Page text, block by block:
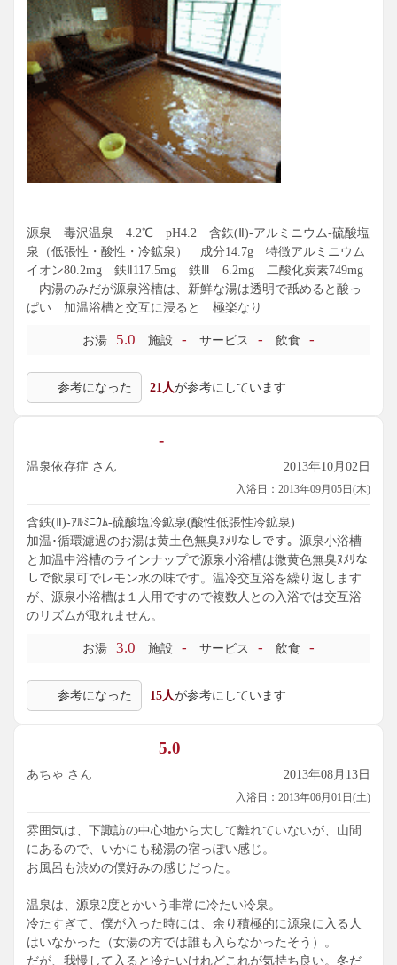
源泉 毒沢温泉 4.2℃ pH4.2 含鉄(Ⅱ)-アルミニウム-硫酸塩
泉（低張性・酸性・冷鉱泉） 成分14.7g 特徴アルミニウム
イオン80.2mg 鉄Ⅱ117.5mg 鉄Ⅲ 6.2mg 二酸化炭素749mg
内湯のみだが源泉浴槽は、新鮮な湯は透明で舐めると酸っ
ぱい 加温浴槽と交互に浸ると 極楽なり
お湯 5.0 施設 - サービス - 飲食 -
参考になった 21人が参考にしています
-
温泉依存症 さん 2013年10月02日
入浴日：2013年09月05日(木)
含鉄(Ⅱ)-ｱﾙﾐﾆｳﾑ-硫酸塩冷鉱泉(酸性低張性冷鉱泉)
加温･循環濾過のお湯は黄土色無臭ﾇﾒﾘなしです。源泉小浴槽
と加温中浴槽のラインナップで源泉小浴槽は微黄色無臭ﾇﾒﾘな
しで飲泉可でレモン水の味です。温冷交互浴を繰り返します
が、源泉小浴槽は１人用ですので複数人との入浴では交互浴
のリズムが取れません。
お湯 3.0 施設 - サービス - 飲食 -
参考になった 15人が参考にしています
5.0
あちゃ さん 2013年08月13日
入浴日：2013年06月01日(土)
雰囲気は、下諏訪の中心地から大して離れていないが、山間
にあるので、いかにも秘湯の宿っぽい感じ。
お風呂も渋めの僕好みの感じだった。
温泉は、源泉2度とかいう非常に冷たい冷泉。
冷たすぎて、僕が入った時には、余り積極的に源泉に入る人
はいなかった（女湯の方では誰も入らなかったそう）。
だが、我慢して入ると冷たいけれどこれが気持ち良い。冬だ